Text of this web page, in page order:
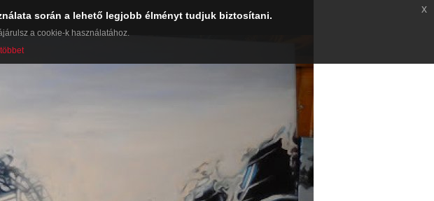
során a lehető legjobb élményt tudjuk biztosítani.
a cookie-k használatához.
x